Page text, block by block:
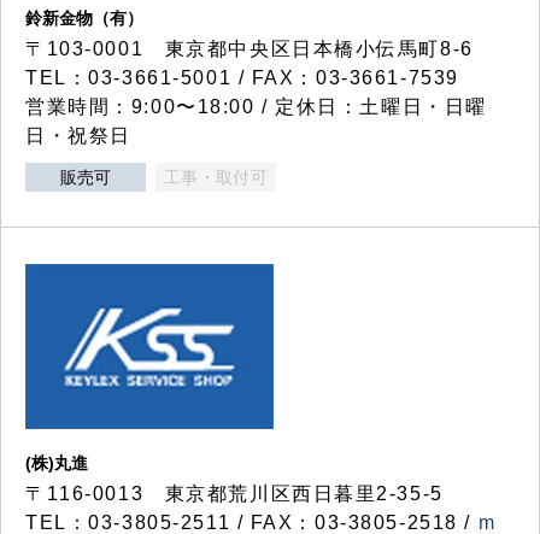
鈴新金物（有）
〒103-0001 東京都中央区日本橋小伝馬町8-6
TEL：03-3661-5001 / FAX：03-3661-7539
営業時間：9:00〜18:00 / 定休日：土曜日・日曜
日・祝祭日
販売可 工事・取付可
(株)丸進
〒116-0013 東京都荒川区西日暮里2-35-5
TEL：03-3805-2511 / FAX：03-3805-2518 / m